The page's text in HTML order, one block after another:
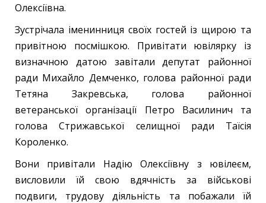
Олексіївна.
Зустрічала іменинниця своїх гостей із щирою та
привітною посмішкою. Привітати ювілярку із
визначною датою завітали депутат районної
ради Михайло Демченко, голова районної ради
Тетяна Закревська, голова районної
ветеранської організації Петро Василинич та
голова Стрижавської селищної ради Таїсія
Короленко.
Вони привітали Надію Олексіївну з ювілеєм,
висловили їй свою вдячність за військові
подвиги, трудову діяльність та побажали їй